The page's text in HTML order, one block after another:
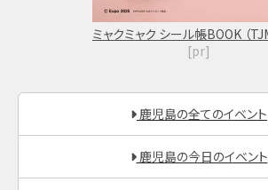
ミャクミャク シール帳BOOK （
[pr]
鹿児島の全てのイベント
鹿児島の今日のイベント